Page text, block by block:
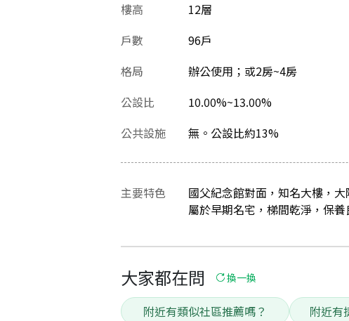
樓高
12層
戶數
96戶
格局
辦公使用；或2房~4房
公設比
10.00%~13.00%
公共設施 無。公設比約13%
主要特色
國父紀念館對面，知名大樓，
屬於早期名宅，梯間乾淨，保
大家都在問 換一換
附近有類似社區推薦嗎？ 附近有